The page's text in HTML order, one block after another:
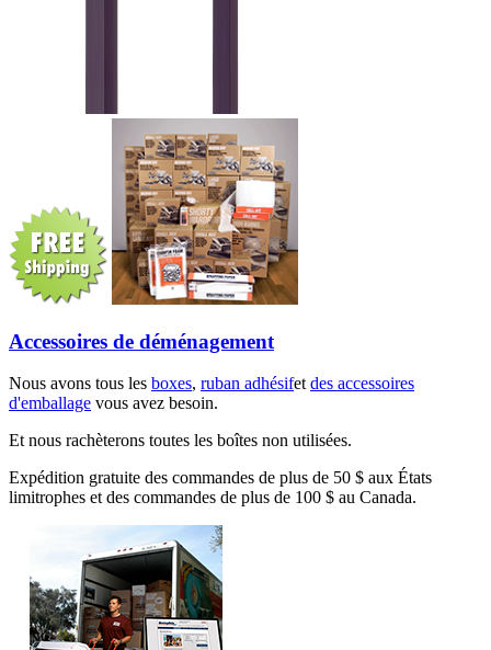
Accessoires de déménagement
Nous avons tous les boxes, ruban adhésifetdes accessoires
d'emballage vous avez besoin.
Et nous rachèterons toutes les boîtes non utilisées.
Expédition gratuite des commandes de plus de 50 $ aux États
limitrophes et des commandes de plus de 100 $ au Canada.